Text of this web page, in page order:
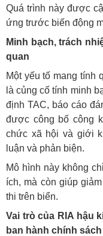
Quá trình này được
ứng trước biến động
Minh bạch, trách
quan
Một yếu tố mang tính
là củng cố tính minh
định TAC, báo cáo
được công bố công
chức xã hội và giới
luận và phản biện.
Mô hình này không
ích, mà còn giúp
thi trên biển.
Vai trò của RIA hậu
ban hành chính sách